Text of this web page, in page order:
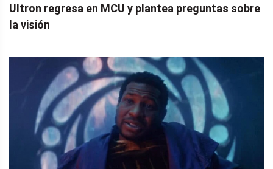
Ultron regresa en MCU y plantea preguntas sobre
la visión